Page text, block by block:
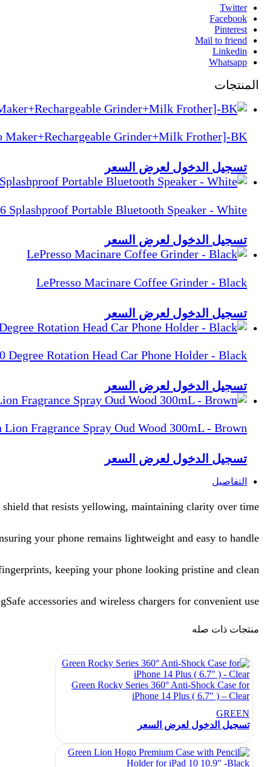
Twitter
Facebook
Pinterest
Mail to friend
Linkedin
Whatsapp
المنتجات
Maker+Rechargeable Grinder+Milk Frother]-BK
تسجيل الدخول لعرض السعر
Splashproof Portable Bluetooth Speaker - White
تسجيل الدخول لعرض السعر
LePresso Macinare Coffee Grinder - Black
تسجيل الدخول لعرض السعر
Degree Rotation Head Car Phone Holder - Black
تسجيل الدخول لعرض السعر
Lion Fragrance Spray Oud Wood 300mL - Brown
تسجيل الدخول لعرض السعر
التفاصيل
that resists yellowing, maintaining clarity over time.
your phone remains lightweight and easy to handle.
keeping your phone looking pristine and clean.
accessories and wireless chargers for convenient use.
منتجات ذات صله
Green Rocky Series 360° Anti-Shock Case for
iPhone 14 Plus ( 6.7″ ) – Clear
GREEN
تسجيل الدخول لعرض السعر